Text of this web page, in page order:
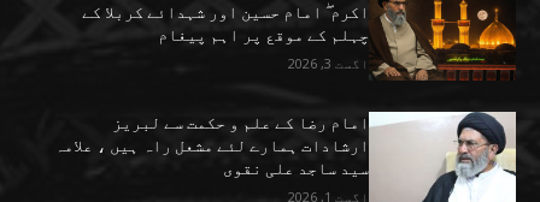
اکرم ۖ امام حسین اور شہدائے کربلا کے
چہلم کے موقع پر اہم پیغام
اگست 3, 2026
امام رضا کے علم و حکمت سے لبریز
ارشادات ہمارے لئے مشعل راہ ہیں ، علامہ
سید ساجد علی نقوی
اگست 1, 2026